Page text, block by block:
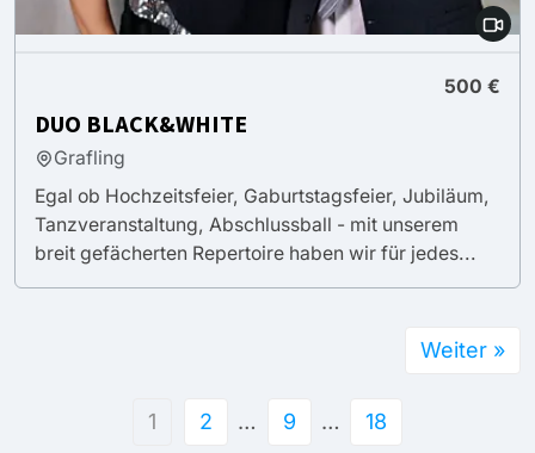
500 €
DUO BLACK&WHITE
Grafling
Egal ob Hochzeitsfeier, Gaburtstagsfeier, Jubiläum,
Tanzveranstaltung, Abschlussball - mit unserem
breit gefächerten Repertoire haben wir für jedes...
1 2 … 9 … 18
Weiter »